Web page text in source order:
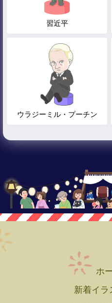
習近平
ウラジーミル・プーチン
ホ
新着イラ